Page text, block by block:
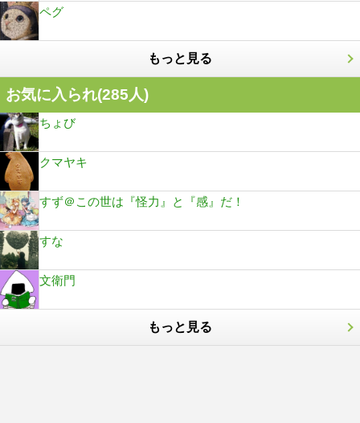
ペグ
もっと見る
お気に入られ(285人)
ちょび
クマヤキ
すず＠この世は『怪力』と『感』だ！
すな
文衛門
もっと見る